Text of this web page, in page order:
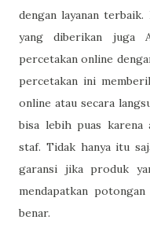
dengan layanan terbaik.
yang diberikan juga
percetakan online
percetakan ini
online atau secara
bisa lebih puas karena
staf. Tidak hanya itu
garansi jika produk
mendapatkan
benar.